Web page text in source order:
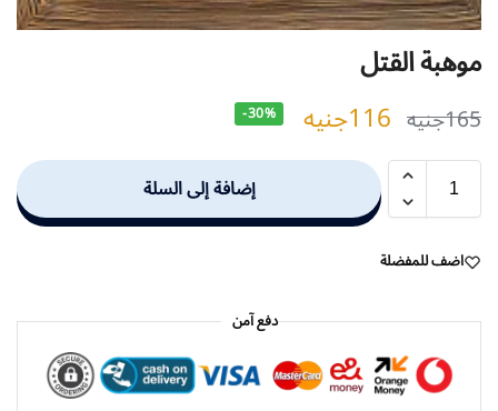
موهبة القتل
165جنيه 116جنيه -30%
إضافة إلى السلة
اضف للمفضلة
دفع آمن